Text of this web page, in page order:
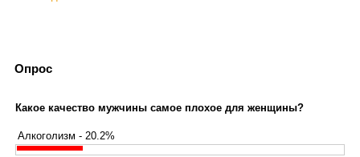
Опрос
Какое качество мужчины самое плохое для женщины?
Алкоголизм - 20.2%